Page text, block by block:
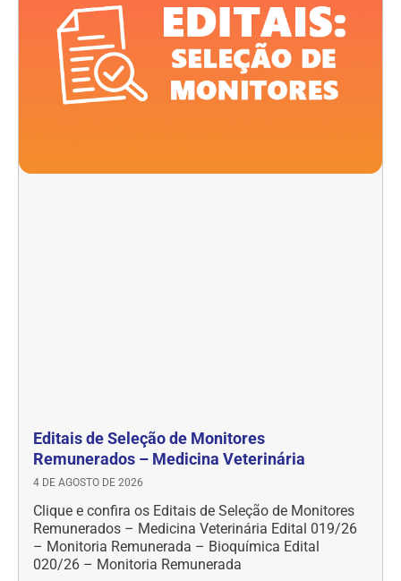
Editais de Seleção de Monitores
Remunerados – Medicina Veterinária
4 DE AGOSTO DE 2026
Clique e confira os Editais de Seleção de Monitores
Remunerados – Medicina Veterinária Edital 019/26
– Monitoria Remunerada – Bioquímica Edital
020/26 – Monitoria Remunerada